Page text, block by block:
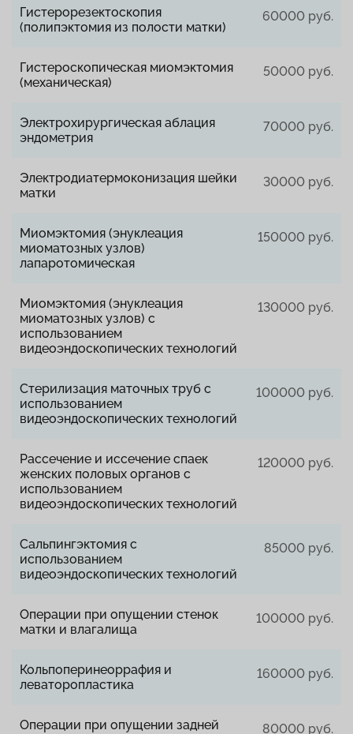
Гистерорезектоскопия
(полипэктомия из полости матки)
60000 руб.
Гистероскопическая миомэктомия
(механическая)
50000 руб.
Электрохирургическая аблация
эндометрия
70000 руб.
Электродиатермоконизация шейки
матки
30000 руб.
Миомэктомия (энуклеация
миоматозных узлов)
лапаротомическая
150000 руб.
Миомэктомия (энуклеация
миоматозных узлов) с
использованием
видеоэндоскопических технологий
130000 руб.
Стерилизация маточных труб с
использованием
видеоэндоскопических технологий
100000 руб.
Рассечение и иссечение спаек
женских половых органов с
использованием
видеоэндоскопических технологий
120000 руб.
Сальпингэктомия с
использованием
видеоэндоскопических технологий
85000 руб.
Операции при опущении стенок
матки и влагалища
100000 руб.
Кольпоперинеоррафия и
леваторопластика
160000 руб.
Операции при опущении задней
80000 руб.